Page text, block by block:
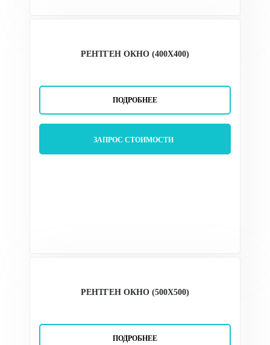
РЕНТГЕН ОКНО (400Х400)
ПОДРОБНЕЕ
ЗАПРОС СТОИМОСТИ
РЕНТГЕН ОКНО (500X500)
ПОДРОБНЕЕ